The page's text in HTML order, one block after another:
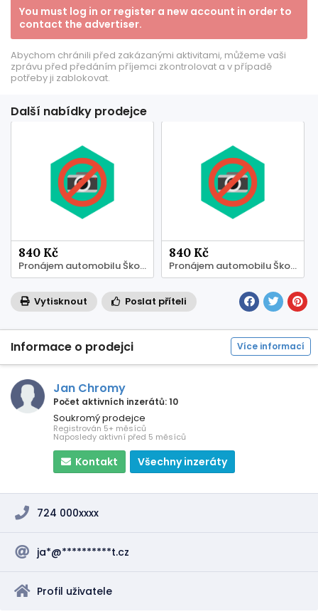
You must log in or register a new account in order to
contact the advertiser.
Abychom chránili před zakázanými aktivitami, můžeme vaši
zprávu před předáním příjemci zkontrolovat a v případě
potřeby ji zablokovat.
Další nabídky prodejce
840 Kč
Pronájem automobilu Škoda Superb III
840 Kč
Pronájem automobilu Škoda Superb III
Vytisknout Poslat příteli
Informace o prodejci Více informací
Jan Chromy
Počet aktivních inzerátů: 10
Soukromý prodejce
Registrován 5+ měsíců
Naposledy aktivní před 5 měsíců
Kontakt Všechny inzeráty
724 000xxxx
ja*@**********t.cz
Profil uživatele